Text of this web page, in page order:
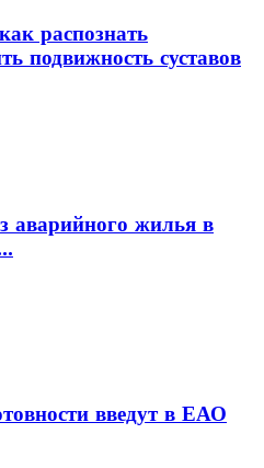
распознать
подвижность суставов
аварийного жилья в
введут в ЕАО